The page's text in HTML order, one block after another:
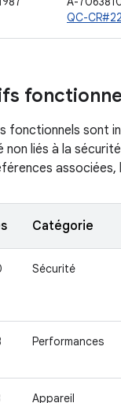
QC-
fonctionnels sont
liés à la
Catégorie
Sécurité
Performances
Appareil